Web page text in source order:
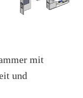
mit
und